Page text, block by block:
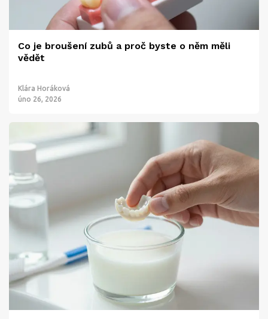
Co je broušení zubů a proč byste o něm měli
vědět
Klára Horáková
úno 26, 2026